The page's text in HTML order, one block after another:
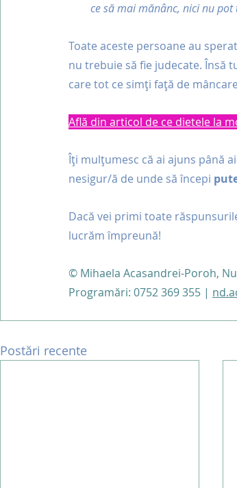
ce să mai mănânc, nici nu pot
Toate aceste persoane au
nu trebuie să fie judecate. Însă
care tot ce simți față de
Află din articol de ce dietele la
Îți mulțumesc că ai ajuns până
nesigur/ă de unde să începi
Dacă vei primi toate
lucrăm împreună!
© Mihaela Acasandrei-Poroh,
Programări: 0752 369 355 |
Postări recente